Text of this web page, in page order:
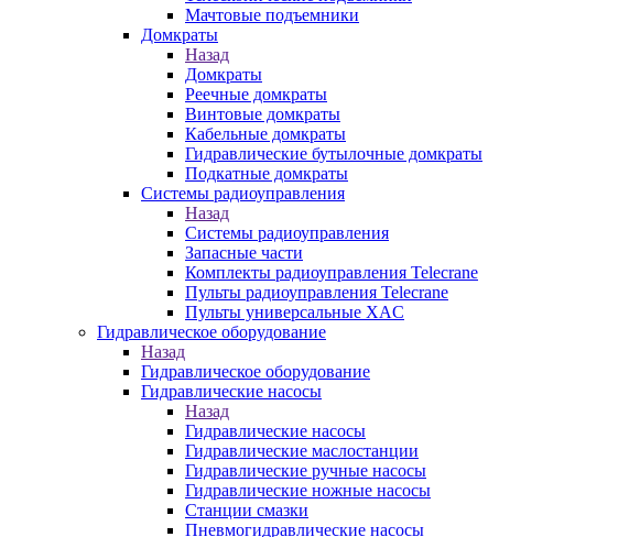
Мачтовые подъемники
Домкраты
Назад
Домкраты
Реечные домкраты
Винтовые домкраты
Кабельные домкраты
Гидравлические бутылочные домкраты
Подкатные домкраты
Системы радиоуправления
Назад
Системы радиоуправления
Запасные части
Комплекты радиоуправления Telecrane
Пульты радиоуправления Telecrane
Пульты универсальные XAC
Гидравлическое оборудование
Назад
Гидравлическое оборудование
Гидравлические насосы
Назад
Гидравлические насосы
Гидравлические маслостанции
Гидравлические ручные насосы
Гидравлические ножные насосы
Станции смазки
Пневмогидравлические насосы